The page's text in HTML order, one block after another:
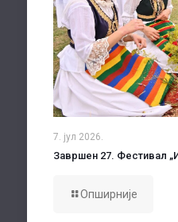
7. јул 2026.
Завршен 27. Фестивал
Опширније